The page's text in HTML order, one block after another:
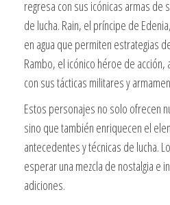
regresa con sus icónicas armas de
de lucha. Rain, el príncipe de
en agua que permiten estrategias
Rambo, el icónico héroe de
con sus tácticas militares y
Estos personajes no solo ofrecen
sino que también enriquecen el
antecedentes y técnicas de lucha.
esperar una mezcla de nostalgia e
adiciones.